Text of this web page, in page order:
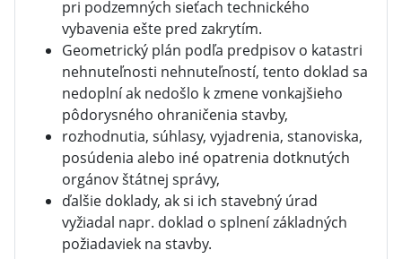
pri podzemných sieťach technického
vybavenia ešte pred zakrytím.
Geometrický plán podľa predpisov o katastri
nehnuteľnosti nehnuteľností, tento doklad sa
nedoplní ak nedošlo k zmene vonkajšieho
pôdorysného ohraničenia stavby,
rozhodnutia, súhlasy, vyjadrenia, stanoviska,
posúdenia alebo iné opatrenia dotknutých
orgánov štátnej správy,
ďalšie doklady, ak si ich stavebný úrad
vyžiadal napr. doklad o splnení základných
požiadaviek na stavby.